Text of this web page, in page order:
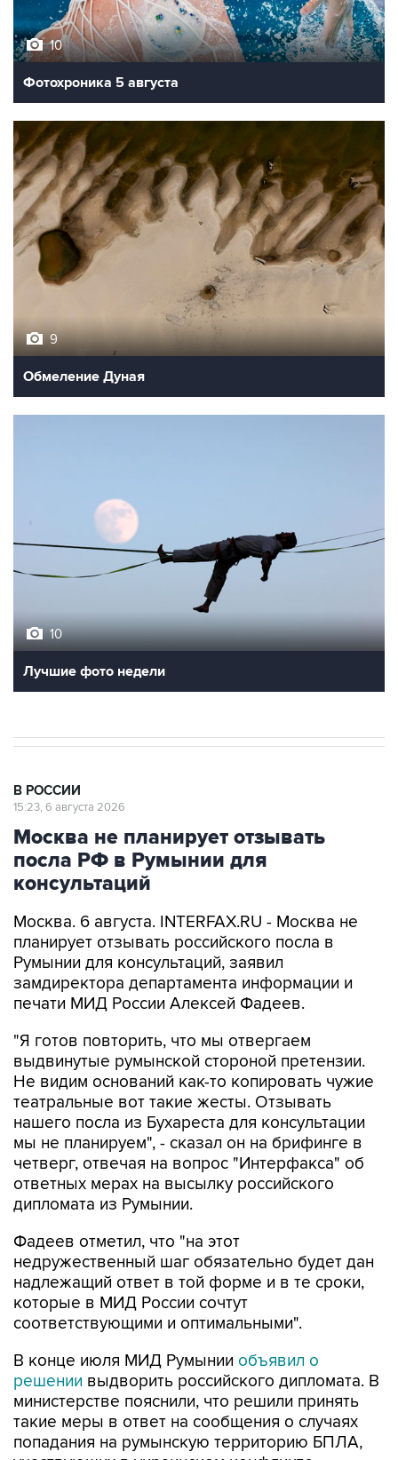
10
Фотохроника 5 августа
9
Обмеление Дуная
10
Лучшие фото недели
В РОССИИ
15:23, 6 августа 2026
Москва не планирует отзывать
посла РФ в Румынии для
консультаций
Москва. 6 августа. INTERFAX.RU - Москва не
планирует отзывать российского посла в
Румынии для консультаций, заявил
замдиректора департамента информации и
печати МИД России Алексей Фадеев.
"Я готов повторить, что мы отвергаем
выдвинутые румынской стороной претензии.
Не видим оснований как-то копировать чужие
театральные вот такие жесты. Отзывать
нашего посла из Бухареста для консультации
мы не планируем", - сказал он на брифинге в
четверг, отвечая на вопрос "Интерфакса" об
ответных мерах на высылку российского
дипломата из Румынии.
Фадеев отметил, что "на этот
недружественный шаг обязательно будет дан
надлежащий ответ в той форме и в те сроки,
которые в МИД России сочтут
соответствующими и оптимальными".
В конце июля МИД Румынии объявил о
решении выдворить российского дипломата. В
министерстве пояснили, что решили принять
такие меры в ответ на сообщения о случаях
попадания на румынскую территорию БПЛА,